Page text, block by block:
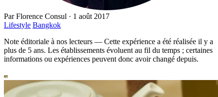
ParFlorence Consul · 1 août 2017
Lifestyle Bangkok
Note éditoriale à nos lecteurs — Cette expérience a été réalisée il y a
plus de 5 ans. Les établissements évoluent au fil du temps ; certaines
informations ou expériences peuvent donc avoir changé depuis.